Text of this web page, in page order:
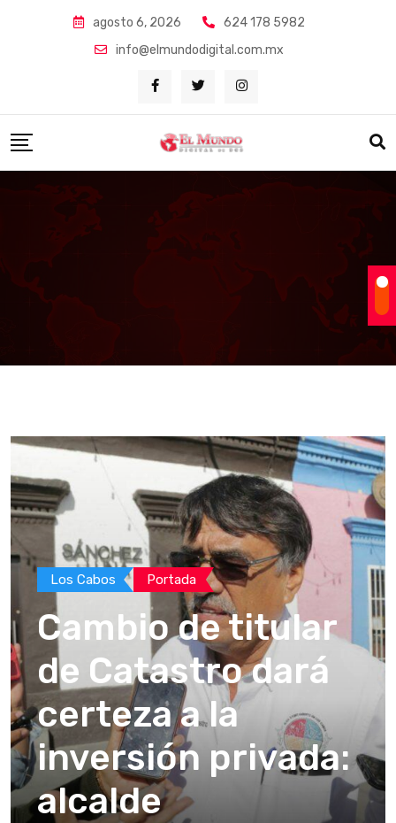
agosto 6, 2026
624 178 5982
info@elmundodigital.com.mx
Los Cabos Portada
Cambio de titular
de Catastro dará
certeza a la
inversión privada:
alcalde